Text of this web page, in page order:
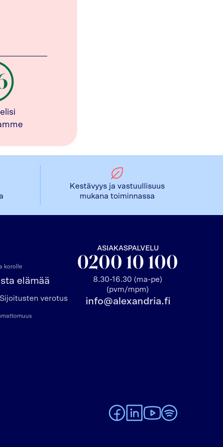
Kestävyys ja vastuullisuus
mukana toiminnassa
korolle
elämää
Sijoitusten verotus
ASIAKASPALVELU
0200 10 100
8.30-16.30 (ma-pe)
(pvm/mpm)
info@alexandria.fi
To Alexandria Facebook page
To Alexandria LinkedIn
To Alexandria
To Alexandria